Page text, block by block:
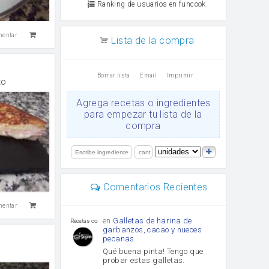
Ranking de usuarios en funcook
Lista de la compra
Borrar lista Email Imprimir
Agrega recetas o ingredientes
para empezar tu lista de la
compra
Comentarios Recientes
Recetas con sazon
en Galletas de harina de
garbanzos, cacao y nueces
pecanas
Qué buena pinta! Tengo que
probar estas galletas.